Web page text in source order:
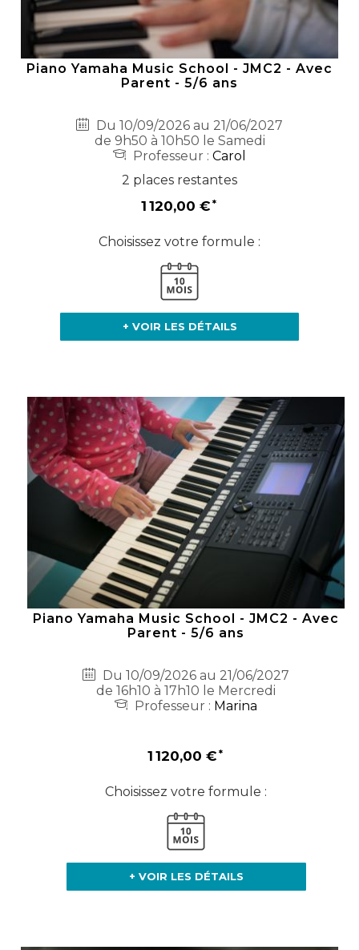
Piano Yamaha Music School - JMC2 - Avec
Parent - 5/6 ans
Du 10/09/2026 au 21/06/2027
de 9h50 à 10h50 le Samedi
Professeur : Carol
2 places restantes
1 120,00 €
Choisissez votre formule :
+ VOIR LES DÉTAILS
Piano Yamaha Music School - JMC2 - Avec
Parent - 5/6 ans
Du 10/09/2026 au 21/06/2027
de 16h10 à 17h10 le Mercredi
Professeur : Marina
1 120,00 €
Choisissez votre formule :
+ VOIR LES DÉTAILS